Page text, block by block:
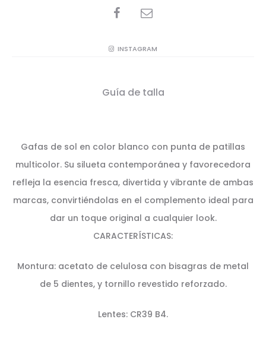
SHARE
INSTAGRAM
Guía de talla
Gafas de sol en color blanco con punta de patillas
multicolor. Su silueta contemporánea y favorecedora
refleja la esencia fresca, divertida y vibrante de ambas
marcas, convirtiéndolas en el complemento ideal para
dar un toque original a cualquier look.
CARACTERÍSTICAS:
Montura: acetato de celulosa con bisagras de metal
de 5 dientes, y tornillo revestido reforzado.
Lentes: CR39 B4.